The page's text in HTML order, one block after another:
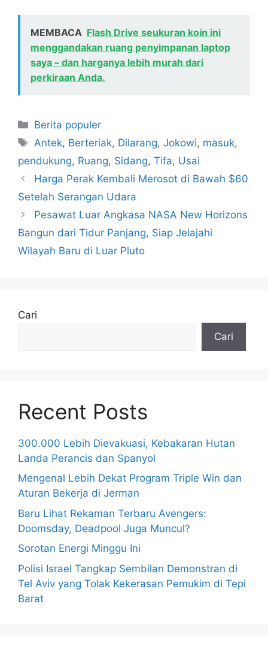
MEMBACA Flash Drive seukuran koin ini
menggandakan ruang penyimpanan laptop
saya – dan harganya lebih murah dari
perkiraan Anda.
Kategori
Berita populer
Tag
Antek, Berteriak, Dilarang,Jokowi, masuk,
pendukung, Ruang, Sidang, Tifa, Usai
Harga Perak Kembali Merosot di Bawah $60
Setelah Serangan Udara
Pesawat Luar Angkasa NASA New Horizons
Bangun dari Tidur Panjang, Siap Jelajahi
Wilayah Baru di Luar Pluto
Cari
Cari
Recent Posts
300.000 Lebih Dievakuasi, Kebakaran Hutan
Landa Perancis dan Spanyol
Mengenal Lebih Dekat Program Triple Win dan
Aturan Bekerja di Jerman
Baru Lihat Rekaman Terbaru Avengers:
Doomsday, Deadpool Juga Muncul?
Sorotan Energi Minggu Ini
Polisi Israel Tangkap Sembilan Demonstran di
Tel Aviv yang Tolak Kekerasan Pemukim di Tepi
Barat